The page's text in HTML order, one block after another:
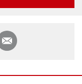
sur Facebook
ce contenu sur Twitter
Partager ce contenu